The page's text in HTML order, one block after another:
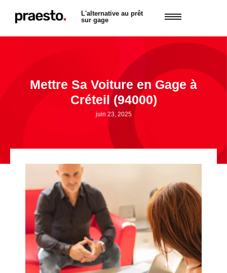
L'alternative au prêt
sur gage
Mettre Sa Voiture en Gage à
Créteil (94000)
juin 23, 2025